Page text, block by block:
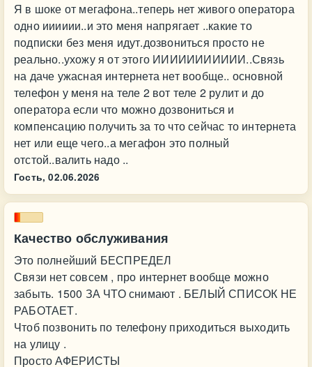
Я в шоке от мегафона..теперь нет живого оператора
одно ииииии..и это меня напрягает ..какие то
подписки без меня идут.дозвониться просто не
реально..ухожу я от этого ИИИИИИИИИИИ..Связь
на даче ужасная интернета нет вообще.. основной
телефон у меня на теле 2 вот теле 2 рулит и до
оператора если что можно дозвониться и
компенсацию получить за то что сейчас то интернета
нет или еще чего..а мегафон это полный
отстой..валить надо ..
Гость, 02.06.2026
Качество обслуживания
Это полнейший БЕСПРЕДЕЛ
Связи нет совсем , про интернет вообще можно
забыть. 1500 ЗА ЧТО снимают . БЕЛЫЙ СПИСОК НЕ
РАБОТАЕТ.
Чтоб позвонить по телефону приходиться выходить
на улицу .
Просто АФЕРИСТЫ